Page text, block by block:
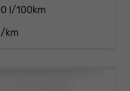
l/100km
km